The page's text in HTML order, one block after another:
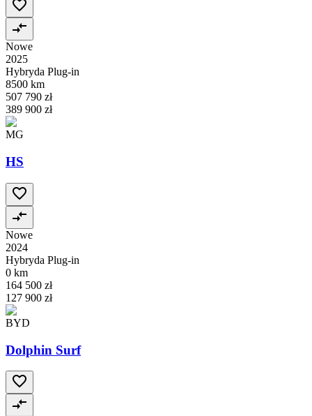
Nowe
2025
Hybryda Plug-in
8500 km
507 790 zł
389 900 zł
MG
HS
Nowe
2024
Hybryda Plug-in
0 km
164 500 zł
127 900 zł
BYD
Dolphin Surf